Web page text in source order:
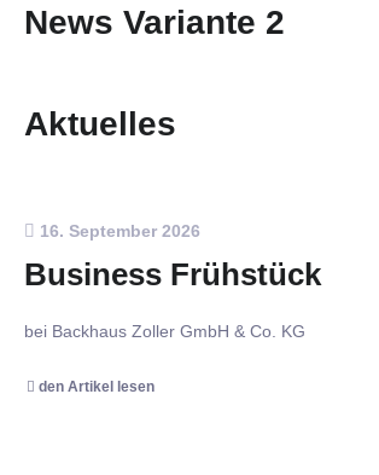
News Variante 2
Aktuelles
16. September 2026
Business Frühstück
bei Backhaus Zoller GmbH & Co. KG
den Artikel lesen